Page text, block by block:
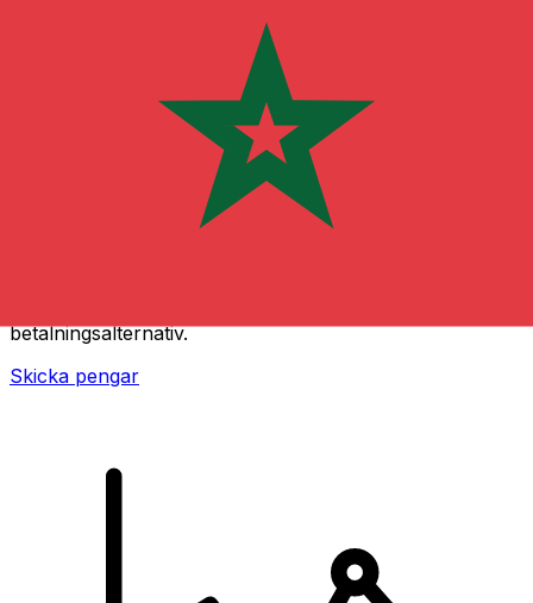
XE Internationella valutaöverföringar
betalningsalternativ.
Skicka pengar